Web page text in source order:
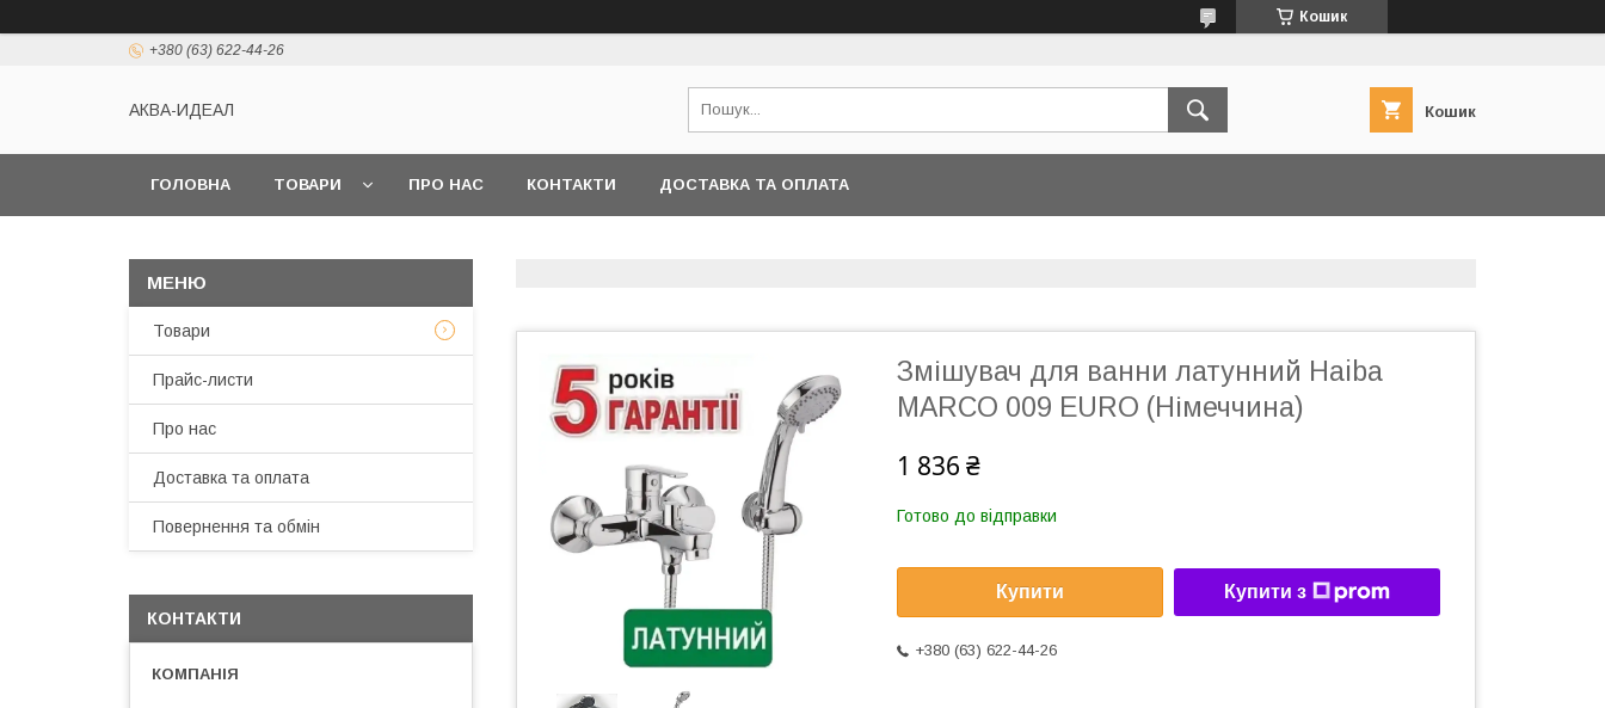
Кошик
+380 (63) 622-44-26
АКВА-ИДЕАЛ Кошик
ГОЛОВНА ТОВАРИ ПРО НАС КОНТАКТИ ДОСТАВКА ТА ОПЛАТА
Змішувач для ванни латунний Haiba
MARCO 009 EURO (Німеччина)
1 836 ₴
Готово до відправки
Купити Купити з
+380 (63) 622-44-26
Товари
Прайс-листи
Про нас
Доставка та оплата
Повернення та обмін
КОНТАКТИ